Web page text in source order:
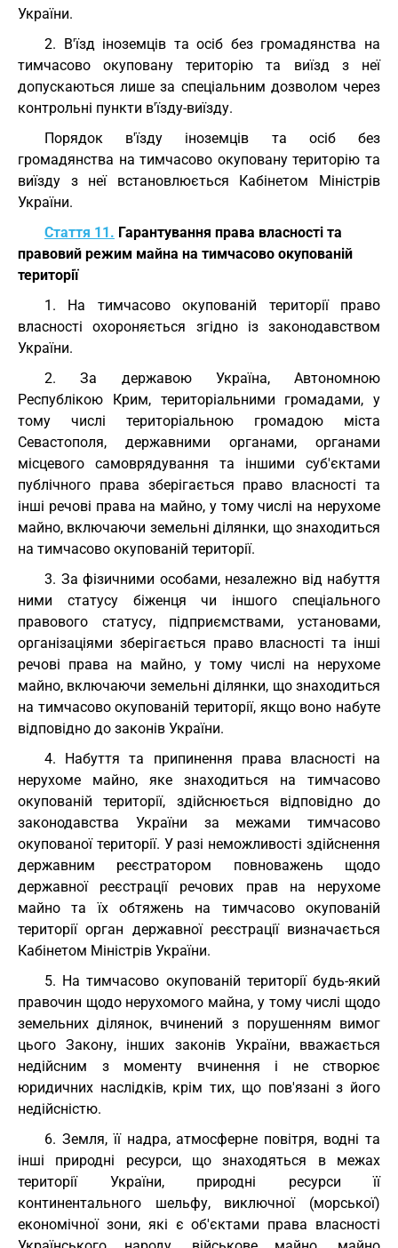
України.
2. В'їзд іноземців та осіб без громадянства на
тимчасово окуповану територію та виїзд з неї
допускаються лише за спеціальним дозволом через
контрольні пункти в'їзду-виїзду.
Порядок в'їзду іноземців та осіб без
громадянства на тимчасово окуповану територію та
виїзду з неї встановлюється Кабінетом Міністрів
України.
Стаття 11. Гарантування права власності та
правовий режим майна на тимчасово окупованій
території
1. На тимчасово окупованій території право
власності охороняється згідно із законодавством
України.
2. За державою Україна, Автономною
Республікою Крим, територіальними громадами, у
тому числі територіальною громадою міста
Севастополя, державними органами, органами
місцевого самоврядування та іншими суб'єктами
публічного права зберігається право власності та
інші речові права на майно, у тому числі на нерухоме
майно, включаючи земельні ділянки, що знаходиться
на тимчасово окупованій території.
3. За фізичними особами, незалежно від набуття
ними статусу біженця чи іншого спеціального
правового статусу, підприємствами, установами,
організаціями зберігається право власності та інші
речові права на майно, у тому числі на нерухоме
майно, включаючи земельні ділянки, що знаходиться
на тимчасово окупованій території, якщо воно набуте
відповідно до законів України.
4. Набуття та припинення права власності на
нерухоме майно, яке знаходиться на тимчасово
окупованій території, здійснюється відповідно до
законодавства України за межами тимчасово
окупованої території. У разі неможливості здійснення
державним реєстратором повноважень щодо
державної реєстрації речових прав на нерухоме
майно та їх обтяжень на тимчасово окупованій
території орган державної реєстрації визначається
Кабінетом Міністрів України.
5. На тимчасово окупованій території будь-який
правочин щодо нерухомого майна, у тому числі щодо
земельних ділянок, вчинений з порушенням вимог
цього Закону, інших законів України, вважається
недійсним з моменту вчинення і не створює
юридичних наслідків, крім тих, що пов'язані з його
недійсністю.
6. Земля, її надра, атмосферне повітря, водні та
інші природні ресурси, що знаходяться в межах
території України, природні ресурси її
континентального шельфу, виключної (морської)
економічної зони, які є об'єктами права власності